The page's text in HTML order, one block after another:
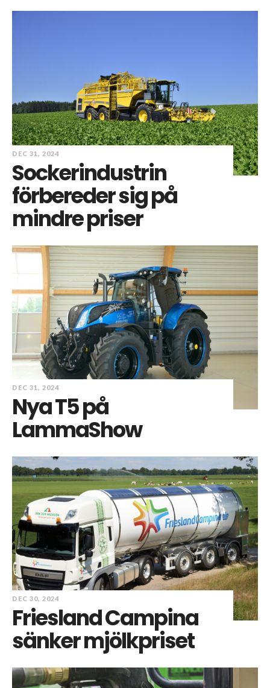
DEC 31, 2024
Sockerindustrin
förbereder sig på
mindre priser
DEC 31, 2024
Nya T5 på
LammaShow
DEC 30, 2024
Friesland Campina
sänker mjölkpriset